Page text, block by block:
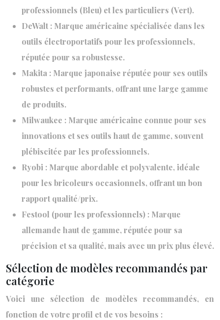
professionnels (Bleu) et les particuliers (Vert).
DeWalt : Marque américaine spécialisée dans les
outils électroportatifs pour les professionnels,
réputée pour sa robustesse.
Makita : Marque japonaise réputée pour ses outils
robustes et performants, offrant une large gamme
de produits.
Milwaukee : Marque américaine connue pour ses
innovations et ses outils haut de gamme, souvent
plébiscitée par les professionnels.
Ryobi : Marque abordable et polyvalente, idéale
pour les bricoleurs occasionnels, offrant un bon
rapport qualité/prix.
Festool (pour les professionnels) : Marque
allemande haut de gamme, réputée pour sa
précision et sa qualité, mais avec un prix plus élevé.
Sélection de modèles recommandés par
catégorie
Voici une sélection de modèles recommandés, en
fonction de votre profil et de vos besoins :